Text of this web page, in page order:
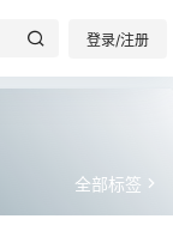
登录/注册
全部标签